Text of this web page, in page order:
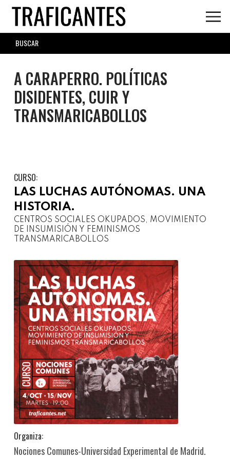
Skip
main
content
SEARCH
FORM
A CARAPERRO. POLÍTICAS
DISIDENTES, CUIR Y
TRANSMARICABOLLOS
CURSO:
LAS LUCHAS AUTÓNOMAS. UNA
HISTORIA.
CENTROS SOCIALES OKUPADOS, MOVIMIENTO
DE INSUMISIÓN Y FEMINISMOS
TRANSMARICABOLLOS
Organiza:
Nociones Comunes-Universidad Experimental de Madrid.